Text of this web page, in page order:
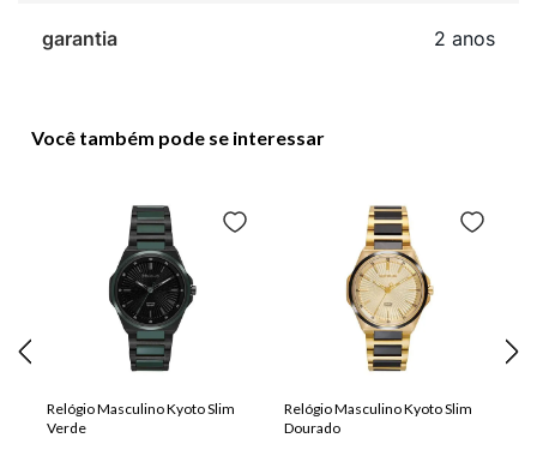
garantia 2 anos
Você também pode se interessar
Relógio Masculino Kyoto Slim
Verde
Relógio Masculino Kyoto Slim
Dourado